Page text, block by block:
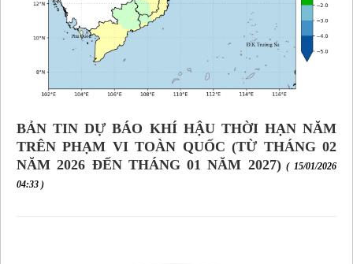
BẢN TIN DỰ BÁO KHÍ HẬU THỜI HẠN NĂM
TRÊN PHẠM VI TOÀN QUỐC (TỪ THÁNG 02
NĂM 2026 ĐẾN THÁNG 01 NĂM 2027)( 15/01/2026
04:33 )